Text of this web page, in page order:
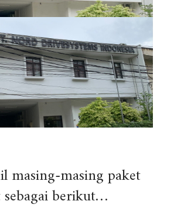
masing-masing paket
berikut…